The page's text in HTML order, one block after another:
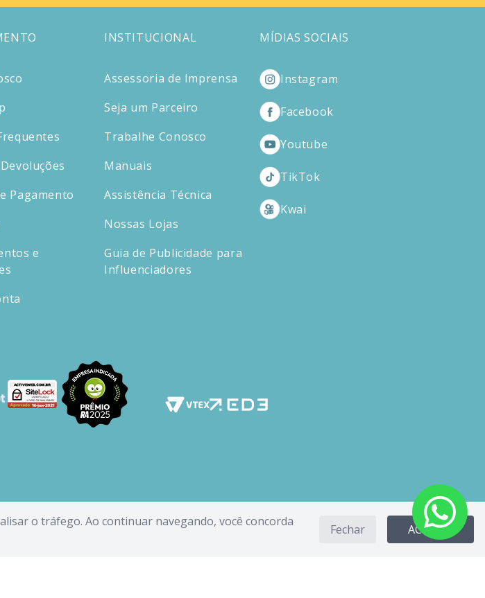
o tráfego. Ao continuar navegando, você concorda
Fechar ACEITAR
Pagamento
e
INSTITUCIONAL
Assessoria de Imprensa
Seja um Parceiro
Trabalhe Conosco
Manuais
Assistência Técnica
Nossas Lojas
Guia de Publicidade para
Influenciadores
MÍDIAS SOCIAIS
Instagram
Facebook
Youtube
TikTok
Kwai